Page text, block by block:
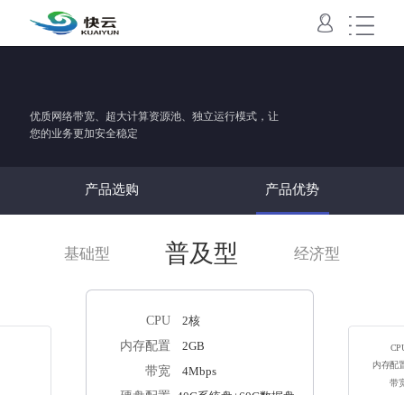
域名
国内主机
香港主机
美国主机
云虚拟主机
云空间
快云VPS
云服务器
云数据库
对象存储
SSL
优质网络带宽、超大计算资源池、独立运行模式，让
您的业务更加安全稳定
产品选购 产品优势
基础型 普及型 经济型
CPU
2核
内存配置
2GB
带宽
4Mbps
内存配
带